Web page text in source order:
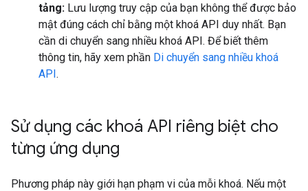
tảng: Lưu lượng truy cập của bạn không thể được bảo
mật đúng cách chỉ bằng một khoá API duy nhất. Bạn
cần di chuyển sang nhiều khoá API. Để biết thêm
thông tin, hãy xem phần Di chuyển sang nhiều khoá
API.
Sử dụng các khoá API riêng biệt cho
từng ứng dụng
Phương pháp này giới hạn phạm vi của mỗi khoá. Nếu một